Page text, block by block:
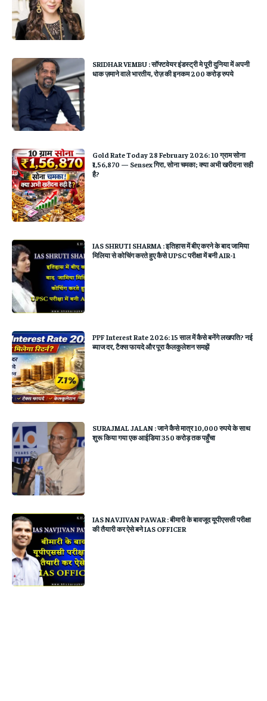
SRIDHAR VEMBU : सॉफ्टवेयर इंडस्ट्री मे पूरी दुनिया में अपनी
धाक ज़माने वाले भारतीय, रोज़ की इनकम 200 करोड़ रुपये
Gold Rate Today 28 February 2026: 10 ग्राम सोना
₹1,56,870 — Sensex गिरा, सोना चमका; क्या अभी खरीदना सही
है?
IAS SHRUTI SHARMA : इतिहास में बीए करने के बाद जामिया
मिलिया से कोचिंग करते हुए कैसे UPSC परीक्षा में बनी AIR-1
PPF Interest Rate 2026: 15 साल में कैसे बनेंगे लखपति? नई
ब्याज दर, टैक्स फायदे और पूरा कैलकुलेशन समझें
SURAJMAL JALAN : जाने कैसे मात्र 10,000 रुपये के साथ
शुरू किया गया एक आईडिया 350 करोड़ तक पहुँचा
IAS NAVJIVAN PAWAR : बीमारी के बावजूद यूपीएससी परीक्षा
की तैयारी कर ऐसे बने IAS OFFICER